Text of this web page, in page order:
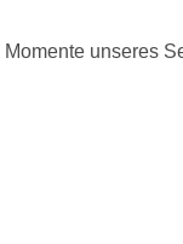
unseres